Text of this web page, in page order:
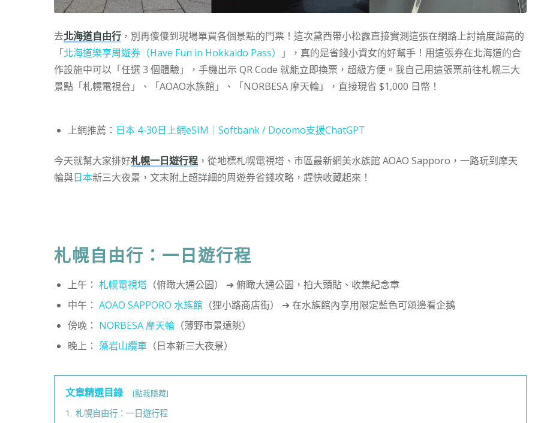
去北海道自由行 ，別再傻傻到現場單買各個景點的門票！這次黛西帶小松露直接實測這張在網路上討論度超高的
「北海道樂享周遊券（Have Fun in Hokkaido Pass）
」，真的是省錢小資女的好幫手！用這張券在北海道的合
作設施中可以「任選 3 個體驗」，手機出示 QR Code 就能立即換票，超級方便。我自己用這張票前往札幌三大
景點「札幌電視台」、「AOAO水族館」、「NORBESA 摩天輪」，直接現省 $1,000 日幣！
上網推薦： 日本 4-30日上網eSIM｜Softbank / Docomo支援ChatGPT
今天就幫大家排好札幌一日遊行程 ，從地標札幌電視塔、市區最新網美水族館 AOAO Sapporo，一路玩到摩天
輪與日本新三大夜景，文末附上超詳細的周遊券省錢攻略，趕快收藏起來！
札幌自由行：一日遊行程
上午：札幌電視塔 （俯瞰大通公園） ➔ 俯瞰大通公園，拍大頭貼、收集紀念章
中午：AOAO SAPPORO 水族館 （狸小路商店街） ➔ 在水族館內享用限定藍色可頌邊看企鵝
傍晚： NORBESA 摩天輪 （薄野市景遠眺）
晚上：藻岩山纜車 （日本新三大夜景）
文章精選目錄 [點我隱藏]
1. 札幌自由行：一日遊行程